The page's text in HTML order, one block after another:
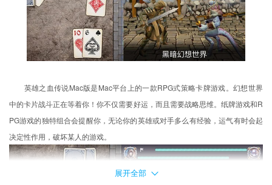
英雄之血传说Mac版是Mac平台上的一款RPG式策略卡牌游戏。幻想世界
中的卡片战斗正在等着你！你不仅需要好运，而且需要战略思维。纸牌游戏和R
PG游戏的独特组合会提醒你，无论你的英雄或对手多么有经验，运气有时会起
决定性作用，破坏某人的游戏。
展开全部